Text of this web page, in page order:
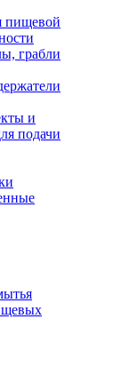
пищевой
грабли
и
подачи